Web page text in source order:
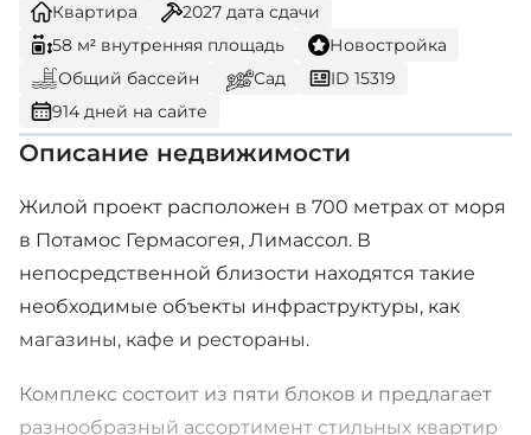
Квартира 2027 дата сдачи
58 м² внутренняя площадь
Новостройка
Общий бассейн
Сад
ID 15319
914 дней на сайте
Описание недвижимости
Жилой проект расположен в 700 метрах от моря
в Потамос Гермасогея, Лимассол. В
непосредственной близости находятся такие
необходимые объекты инфраструктуры, как
магазины, кафе и рестораны.
Комплекс состоит из пяти блоков и предлагает
разнообразный ассортимент стильных квартир